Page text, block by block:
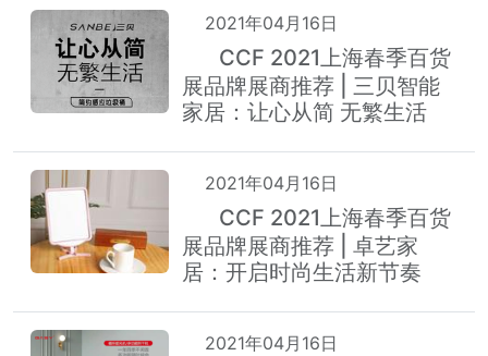
2021年04月16日
CCF 2021上海春季百货
展品牌展商推荐 | 三贝智能
家居：让心从简 无繁生活
2021年04月16日
CCF 2021上海春季百货
展品牌展商推荐 | 卓艺家
居：开启时尚生活新节奏
2021年04月16日